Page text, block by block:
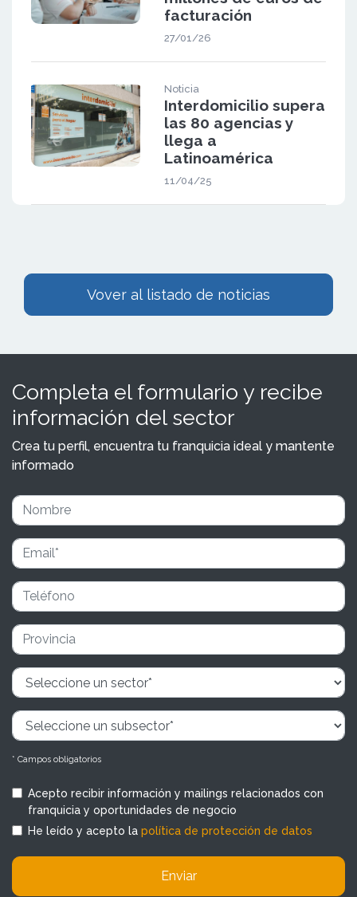
facturación
27/01/26
Noticia
Interdomicilio supera
las 80 agencias y
llega a
Latinoamérica
11/04/25
Vover al listado de noticias
Completa el formulario y recibe
información del sector
Crea tu perfil, encuentra tu franquicia ideal y mantente
informado
* Campos obligatorios
Acepto recibir información y mailings relacionados con
franquicia y oportunidades de negocio
He leído y acepto la política de protección de datos
Enviar